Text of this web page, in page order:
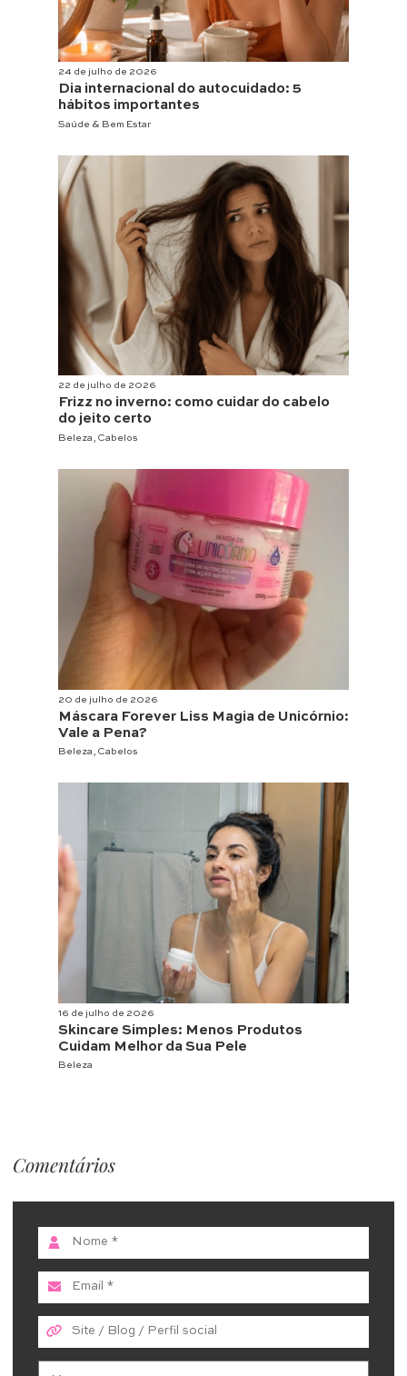
24 de julho de 2026
Dia internacional do autocuidado: 5
hábitos importantes
Saúde & Bem Estar
22 de julho de 2026
Frizz no inverno: como cuidar do cabelo
do jeito certo
Beleza Cabelos
20 de julho de 2026
Máscara Forever Liss Magia de Unicórnio:
Vale a Pena?
Beleza Cabelos
16 de julho de 2026
Skincare Simples: Menos Produtos
Cuidam Melhor da Sua Pele
Beleza
Comentários